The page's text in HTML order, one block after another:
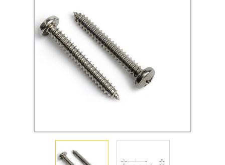
Инструмент
Крюки, кольца с метрической резьбой
Крюки, кольца с шурупной резьбой